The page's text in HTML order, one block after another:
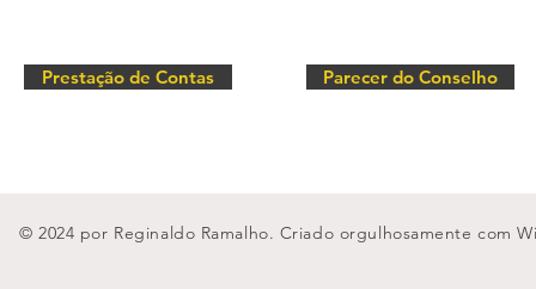
Prestação de Contas Parecer do Conselho
© 2024 por Reginaldo Ramalho. Criado orgulhosamente com